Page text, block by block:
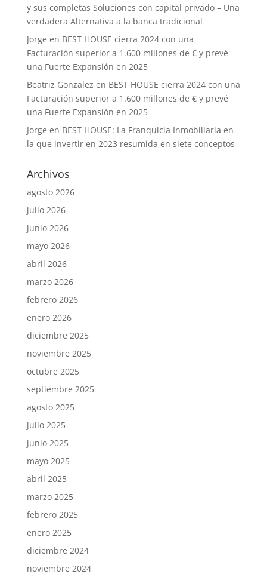
y sus completas Soluciones con capital privado – Una
verdadera Alternativa a la banca tradicional
Jorge en BEST HOUSE cierra 2024 con una
Facturación superior a 1.600 millones de € y prevé
una Fuerte Expansión en 2025
Beatriz Gonzalez en BEST HOUSE cierra 2024 con una
Facturación superior a 1.600 millones de € y prevé
una Fuerte Expansión en 2025
Jorge en BEST HOUSE: La Franquicia Inmobiliaria en
la que invertir en 2023 resumida en siete conceptos
Archivos
agosto 2026
julio 2026
junio 2026
mayo 2026
abril 2026
marzo 2026
febrero 2026
enero 2026
diciembre 2025
noviembre 2025
octubre 2025
septiembre 2025
agosto 2025
julio 2025
junio 2025
mayo 2025
abril 2025
marzo 2025
febrero 2025
enero 2025
diciembre 2024
noviembre 2024